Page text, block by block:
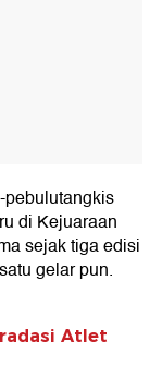
di Kejuaraan
sejak tiga edisi
gelar pun.
Atlet